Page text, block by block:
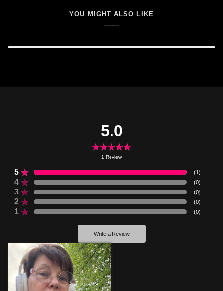
YOU MIGHT ALSO LIKE
5.0
1 Review
5 (1)
4 (0)
3 (0)
2 (0)
1 (0)
Write a Review